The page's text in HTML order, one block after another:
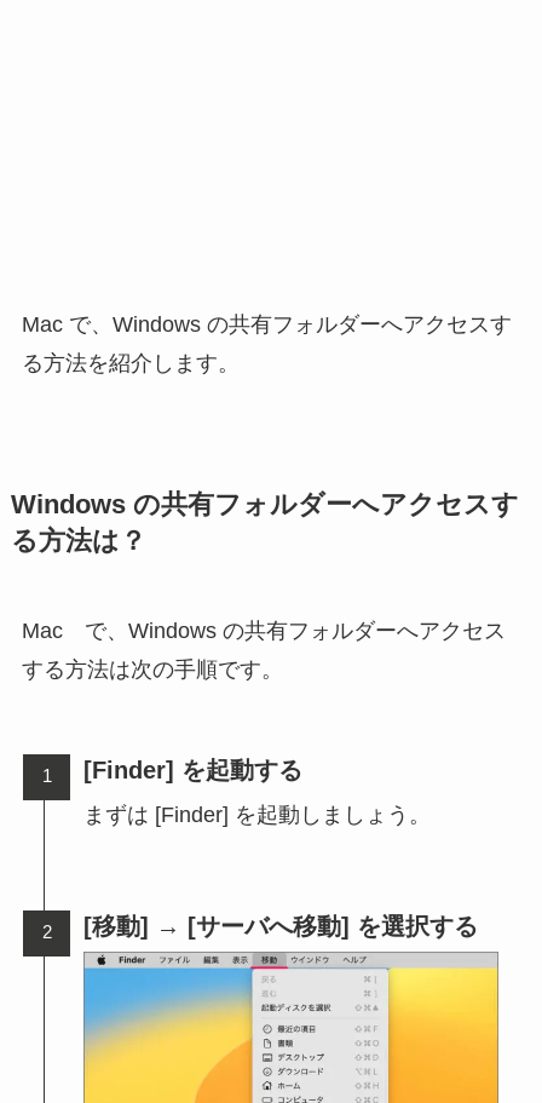
Mac で、Windows の共有フォルダーへアクセスす
る方法を紹介します。
Windows の共有フォルダーへアクセスす
る方法は？
Mac で、Windows の共有フォルダーへアクセス
する方法は次の手順です。
[Finder] を起動する
まずは [Finder] を起動しましょう。
[移動] → [サーバへ移動] を選択する